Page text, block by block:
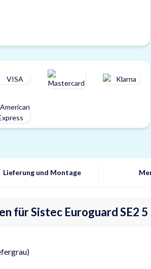
Lieferung und Montage
für Sistec Euroguard SE2 5